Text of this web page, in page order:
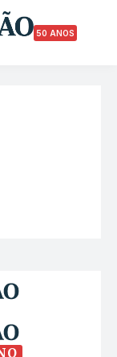
50 ANOS